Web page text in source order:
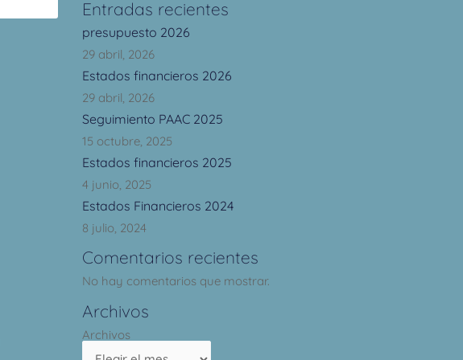
Entradas recientes
presupuesto 2026
29 abril, 2026
Estados financieros 2026
29 abril, 2026
Seguimiento PAAC 2025
15 octubre, 2025
Estados financieros 2025
4 junio, 2025
Estados Financieros 2024
8 julio, 2024
Comentarios recientes
No hay comentarios que mostrar.
Archivos
Archivos